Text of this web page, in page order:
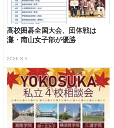
高校囲碁全国大会、団体戦は
灘・南山女子部が優勝
2026.8.5